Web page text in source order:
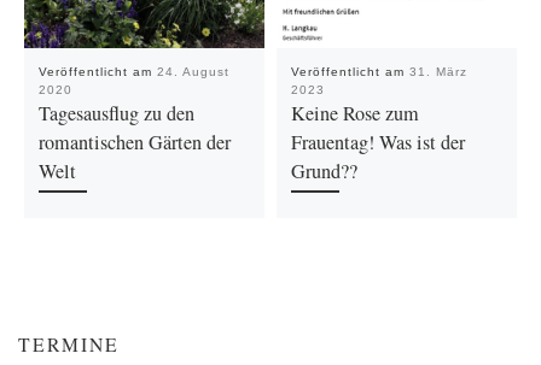
Veröffentlicht am 24. August
2020
Tagesausflug zu den
romantischen Gärten der
Welt
Veröffentlicht am 31. März
2023
Keine Rose zum
Frauentag! Was ist der
Grund??
TERMINE